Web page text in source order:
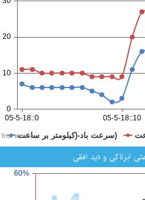
ابرناکی و دید افقی